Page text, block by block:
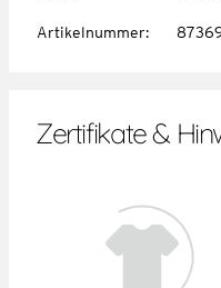
Artikelnummer:
Zertifikate &